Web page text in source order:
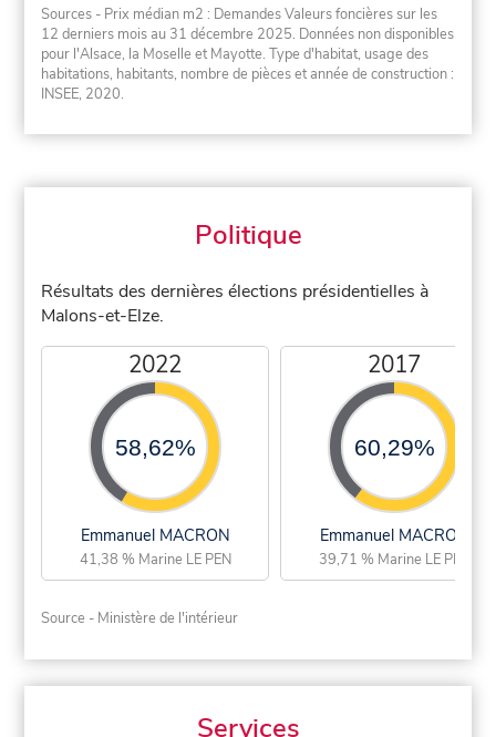
Sources - Prix médian m2 : Demandes Valeurs foncières sur les
12 derniers mois au 31 décembre 2025. Données non disponibles
pour l'Alsace, la Moselle et Mayotte. Type d'habitat, usage des
habitations, habitants, nombre de pièces et année de construction :
INSEE, 2020.
Politique
Résultats des dernières élections présidentielles à
Malons-et-Elze.
2022
58,62%
Emmanuel MACRON
41,38 % Marine LE PEN
2017
60,29%
Emmanuel MACRON
39,71 % Marine LE PEN
Source - Ministère de l'intérieur
Services